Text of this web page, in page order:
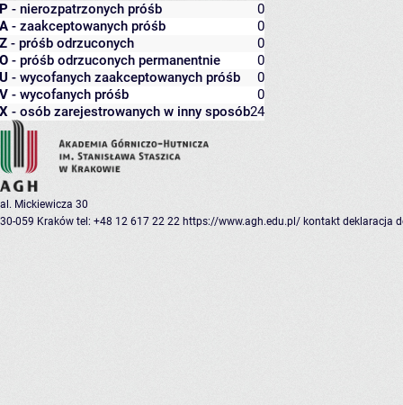
P - nierozpatrzonych próśb
0
A - zaakceptowanych próśb
0
Z - próśb odrzuconych
0
O - próśb odrzuconych permanentnie
0
U - wycofanych zaakceptowanych próśb
0
V - wycofanych próśb
0
X - osób zarejestrowanych w inny sposób24
al. Mickiewicza 30
30-059 Kraków tel: +48 12 617 22 22 https://www.agh.edu.pl/ kontakt deklaracja